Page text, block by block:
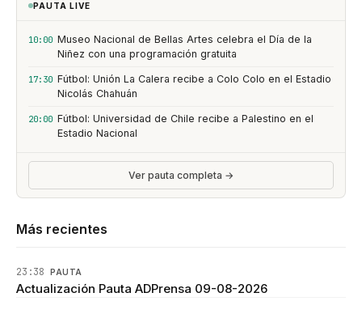
PAUTA LIVE
10:00 Museo Nacional de Bellas Artes celebra el Día de la
Niñez con una programación gratuita
17:30 Fútbol: Unión La Calera recibe a Colo Colo en el Estadio
Nicolás Chahuán
20:00 Fútbol: Universidad de Chile recibe a Palestino en el
Estadio Nacional
Ver pauta completa →
Más recientes
23:38 PAUTA
Actualización Pauta ADPrensa 09-08-2026